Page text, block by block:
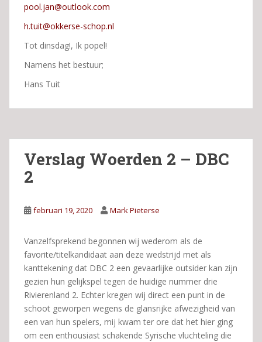
pool.jan@outlook.com
h.tuit@okkerse-schop.nl
Tot dinsdag!, Ik popel!
Namens het bestuur;
Hans Tuit
Verslag Woerden 2 – DBC
2
februari 19, 2020 Mark Pieterse
Vanzelfsprekend begonnen wij wederom als de
favorite/titelkandidaat aan deze wedstrijd met als
kanttekening dat DBC 2 een gevaarlijke outsider kan zijn
gezien hun gelijkspel tegen de huidige nummer drie
Rivierenland 2. Echter kregen wij direct een punt in de
schoot geworpen wegens de glansrijke afwezigheid van
een van hun spelers, mij kwam ter ore dat het hier ging
om een enthousiast schakende Syrische vluchteling die